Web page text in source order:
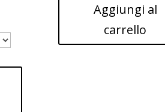
Aggiungi al
carrello